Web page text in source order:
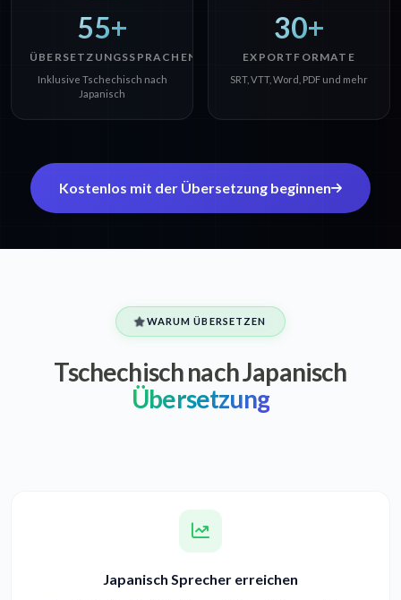
55+
ÜBERSETZUNGSSPRACHEN
Inklusive Tschechisch nach
Japanisch
30+
EXPORTFORMATE
SRT, VTT, Word, PDF und mehr
Kostenlos mit der Übersetzung beginnen
WARUM ÜBERSETZEN
Tschechisch nach Japanisch
Übersetzung
Japanisch Sprecher erreichen